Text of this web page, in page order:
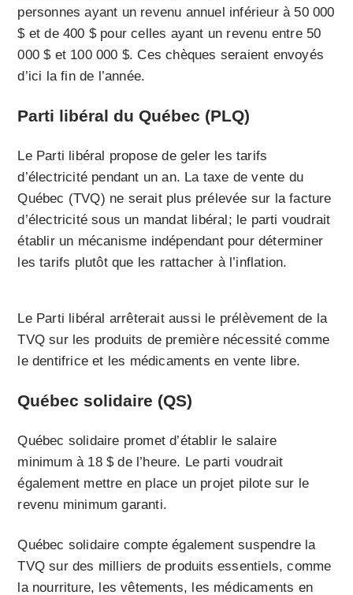
personnes ayant un revenu annuel inférieur à 50 000
$ et de 400 $ pour celles ayant un revenu entre 50
000 $ et 100 000 $. Ces chèques seraient envoyés
d’ici la fin de l’année.
Parti libéral du Québec (PLQ)
Le Parti libéral propose de geler les tarifs
d’électricité pendant un an. La taxe de vente du
Québec (TVQ) ne serait plus prélevée sur la facture
d’électricité sous un mandat libéral; le parti voudrait
établir un mécanisme indépendant pour déterminer
les tarifs plutôt que les rattacher à l’inflation.
Le Parti libéral arrêterait aussi le prélèvement de la
TVQ sur les produits de première nécessité comme
le dentifrice et les médicaments en vente libre.
Québec solidaire (QS)
Québec solidaire promet d’établir le salaire
minimum à 18 $ de l’heure. Le parti voudrait
également mettre en place un projet pilote sur le
revenu minimum garanti.
Québec solidaire compte également suspendre la
TVQ sur des milliers de produits essentiels, comme
la nourriture, les vêtements, les médicaments en